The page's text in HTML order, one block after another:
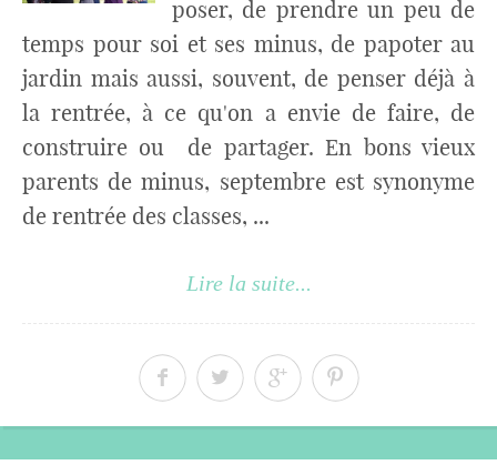
poser, de prendre un peu de
temps pour soi et ses minus, de papoter au
jardin mais aussi, souvent, de penser déjà à
la rentrée, à ce qu'on a envie de faire, de
construire ou de partager. En bons vieux
parents de minus, septembre est synonyme
de rentrée des classes, ...
Lire la suite...